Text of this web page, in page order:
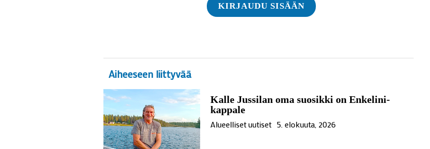
KIRJAUDU SISÄÄN
Aiheeseen liittyvää
Kalle Jussilan oma suosikki on Enkelini-
kappale
Alueelliset uutiset 5. elokuuta, 2026